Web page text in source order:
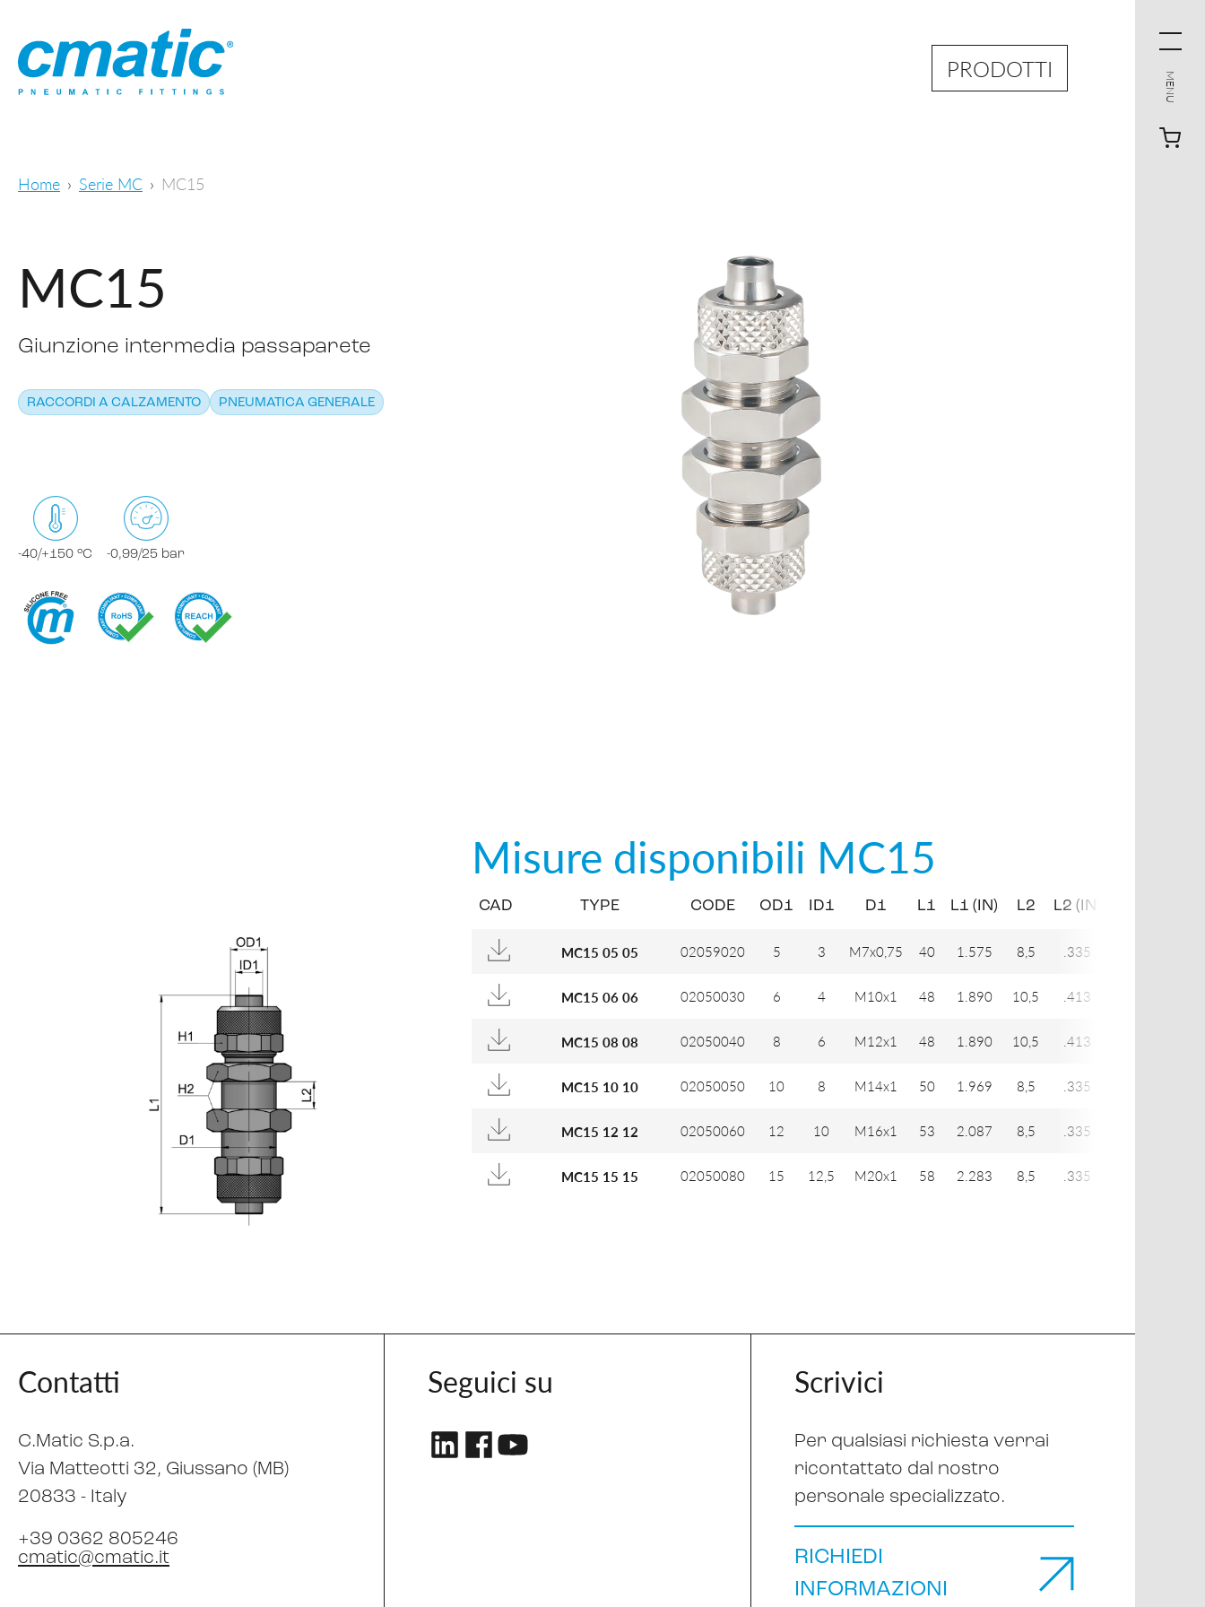
PRODOTTI
MENU
Home Serie MC MC15
MC15
Giunzione intermedia passaparete
RACCORDI A CALZAMENTO PNEUMATICA GENERALE
-40/+150 °C -0,99/25 bar
Misure disponibili MC15
CAD TYPE CODE OD1 ID1 D1 L1 L1 (IN) L2 L2 (IN)
MC15 05 05 02059020 5 3 M7x0,75 40 1.575 8,5 .335
MC15 06 06 02050030 6 4 M10x1 48 1.890 10,5 .413
MC15 08 08 02050040 8 6 M12x1 48 1.890 10,5 .413
MC15 10 10 02050050 10 8 M14x1 50 1.969 8,5 .335
MC15 12 12 02050060 12 10 M16x1 53 2.087 8,5 .335
MC15 15 15 02050080 15 12,5 M20x1 58 2.283 8,5 .335
Contatti
C.Matic S.p.a.
Via Matteotti 32, Giussano (MB)
20833 - Italy
+39 0362 805246
cmatic@cmatic.it
Seguici su Scrivici
Per qualsiasi richiesta verrai
ricontattato dal nostro
personale specializzato.
RICHIEDI
INFORMAZIONI